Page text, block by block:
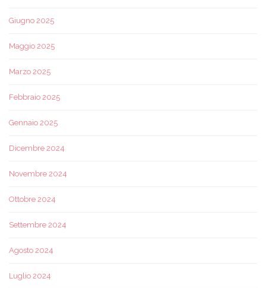
Giugno 2025
Maggio 2025
Marzo 2025
Febbraio 2025
Gennaio 2025
Dicembre 2024
Novembre 2024
Ottobre 2024
Settembre 2024
Agosto 2024
Luglio 2024